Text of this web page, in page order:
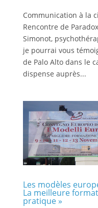
Communication à la
Rencontre de
Simonot,
je pourrai vous
de Palo Alto dans le
dispense auprès...
Les modèles
La meilleure
pratique »